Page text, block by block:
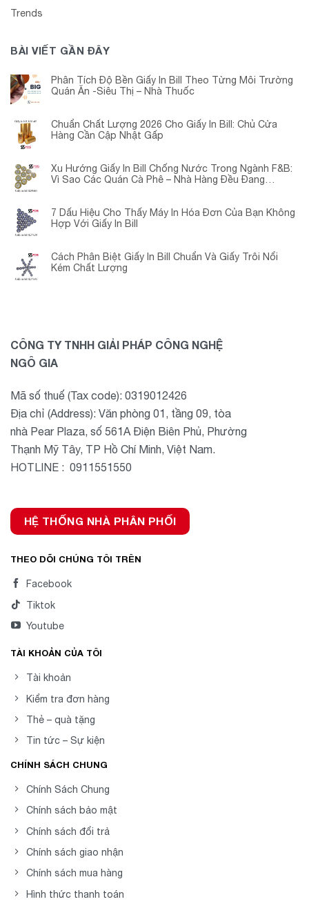
Trends
BÀI VIẾT GẦN ĐÂY
Phân Tích Độ Bền Giấy In Bill Theo Từng Môi Trường
Quán Ăn -Siêu Thị – Nhà Thuốc
Chuẩn Chất Lượng 2026 Cho Giấy In Bill: Chủ Cửa
Hàng Cần Cập Nhật Gấp
Xu Hướng Giấy In Bill Chống Nước Trong Ngành F&B:
Vì Sao Các Quán Cà Phê – Nhà Hàng Đều Đang
7 Dấu Hiệu Cho Thấy Máy In Hóa Đơn Của Bạn Không
Hợp Với Giấy In Bill
Cách Phân Biệt Giấy In Bill Chuẩn Và Giấy Trôi Nổi
Kém Chất Lượng
CÔNG TY TNHH GIẢI PHÁP CÔNG NGHỆ
NGÔ GIA
Mã số thuế (Tax code): 0319012426
Địa chỉ (Address): Văn phòng 01, tầng 09, tòa
nhà Pear Plaza, số 561A Điện Biên Phủ, Phường
Thạnh Mỹ Tây, TP Hồ Chí Minh, Việt Nam.
HOTLINE : 0911551550
HỆ THỐNG NHÀ PHÂN PHỐI
THEO DÕI CHÚNG TÔI TRÊN
Facebook
Tiktok
Youtube
TÀI KHOẢN CỦA TÔI
Tài khoản
Kiểm tra đơn hàng
Thẻ – quà tặng
Tin tức – Sự kiện
CHÍNH SÁCH CHUNG
Chính Sách Chung
Chính sách bảo mật
Chính sách đổi trả
Chính sách giao nhận
Chính sách mua hàng
Hình thức thanh toán